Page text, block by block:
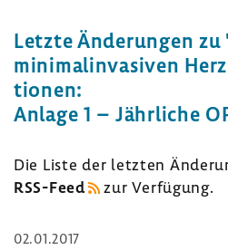
Letzte Ände­rungen
mini­mal­in­va­siven
tionen:
Anlage 1 – Jähr­liche
Die Liste der letzten
RSS-​Feed
zur Verfü­gung.
02.01.2017